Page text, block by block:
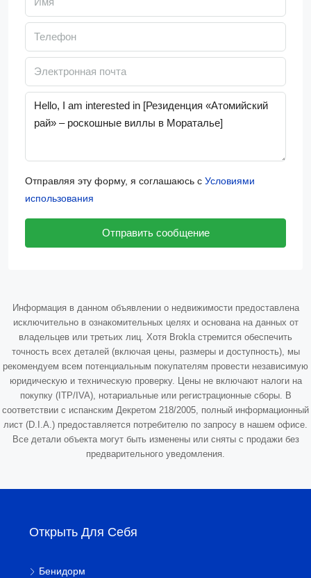
Отправляя эту форму, я соглашаюсь с Условиями
использования
Отправить сообщение
Информация в данном объявлении о недвижимости предоставлена
исключительно в ознакомительных целях и основана на данных от
владельцев или третьих лиц. Хотя Brokla стремится обеспечить
точность всех деталей (включая цены, размеры и доступность), мы
рекомендуем всем потенциальным покупателям провести независимую
юридическую и техническую проверку. Цены не включают налоги на
покупку (ITP/IVA), нотариальные или регистрационные сборы. В
соответствии с испанским Декретом 218/2005, полный информационный
лист (D.I.A.) предоставляется потребителю по запросу в нашем офисе.
Все детали объекта могут быть изменены или сняты с продажи без
предварительного уведомления.
Открыть Для Себя
Бенидорм